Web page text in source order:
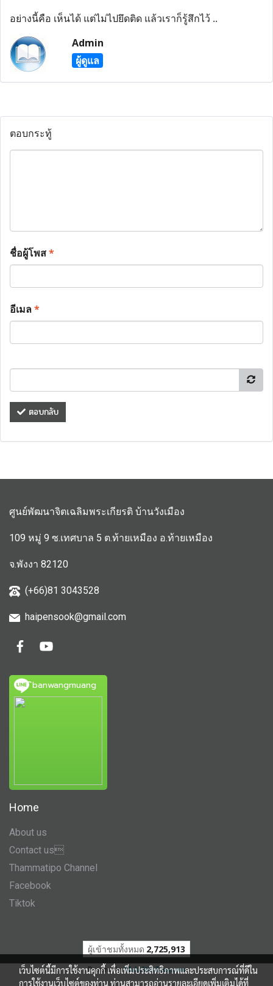
อย่างนี้คือ เห็นได้ แต่ไม่ไปยึดติด แล้วเราก็รู้สึกไว้ ..
Admin
ผู้ดูแล
ตอบกระทู้
ชื่อผู้โพส*
อีเมล*
ตอบกลับ
ศูนย์พัฒนาจิตเฉลิมพระเกียรติ บ้านวังเมือง
109 หมู่ 9 ซ.เทศบาล 5 ต.ท้ายเหมือง อ.ท้ายเหมือง
จ.พังงา 82120
(+66)81 3043528
haipensook@gmail.com
ิbanwangmuang
Home
About us
Contact us
Thammatipo Channel
Facebook
Tiktok
ผู้เข้าชมวันนี้ 1
Powered byMakeWebEasy.com
เว็บไซต์นี้มีการใช้งานคุกกี้ เพื่อเพิ่มประสิทธิภาพและประสบการณ์ที่ดีใน
การใช้งานเว็บไซต์ของท่าน ท่านสามารถอ่านรายละเอียดเพิ่มเติมได้ที่